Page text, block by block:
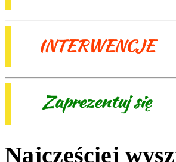
Najczęściej